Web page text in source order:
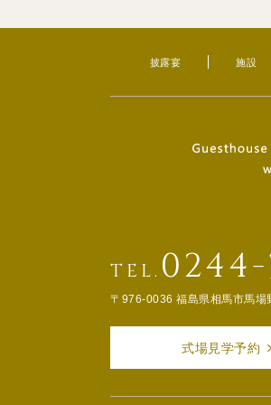
披露宴 施設
TEL.
〒976-0036 福島県相馬市馬場
式場見学予約